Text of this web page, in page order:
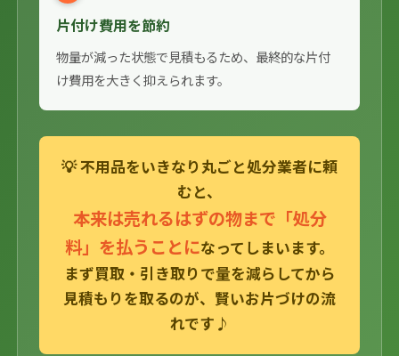
片付け費用を節約
物量が減った状態で見積もるため、最終的な片付
け費用を大きく抑えられます。
💡 不用品をいきなり丸ごと処分業者に頼
むと、
本来は売れるはずの物まで「処分
料」を払うことになってしまいます。
まず買取・引き取りで量を減らしてから
見積もりを取るのが、賢いお片づけの流
れです♪